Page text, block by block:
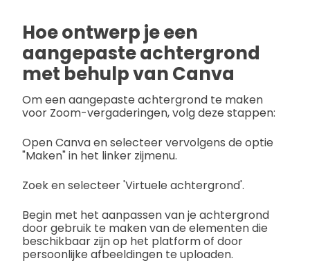
Hoe ontwerp je een
aangepaste achtergrond
met behulp van Canva
Om een aangepaste achtergrond te maken
voor Zoom-vergaderingen, volg deze stappen:
Open Canva en selecteer vervolgens de optie
"Maken" in het linker zijmenu.
Zoek en selecteer 'Virtuele achtergrond'.
Begin met het aanpassen van je achtergrond
door gebruik te maken van de elementen die
beschikbaar zijn op het platform of door
persoonlijke afbeeldingen te uploaden.